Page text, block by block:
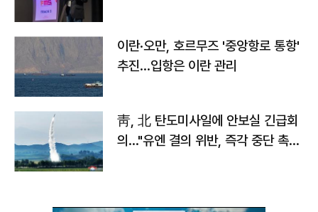
이란·오만, 호르무즈 '중앙항로 통항'
추진…입항은 이란 관리
靑, 北 탄도미사일에 안보실 긴급회
의…"유엔 결의 위반, 즉각 중단 촉